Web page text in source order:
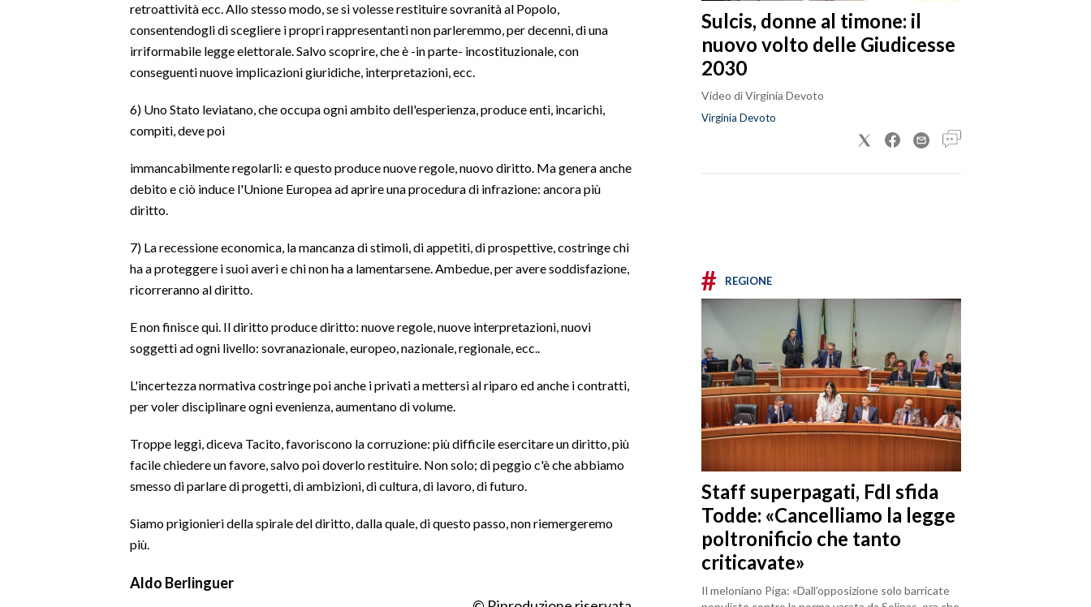
retroattività ecc. Allo stesso modo, se si volesse restituire sovranità al Popolo,
consentendogli di scegliere i propri rappresentanti non parleremmo, per decenni, di una
irriformabile legge elettorale. Salvo scoprire, che è -in parte- incostituzionale, con
conseguenti nuove implicazioni giuridiche, interpretazioni, ecc.
6) Uno Stato leviatano, che occupa ogni ambito dell'esperienza, produce enti, incarichi,
compiti, deve poi
immancabilmente regolarli: e questo produce nuove regole, nuovo diritto. Ma genera anche
debito e ciò induce l'Unione Europea ad aprire una procedura di infrazione: ancora più
diritto.
7) La recessione economica, la mancanza di stimoli, di appetiti, di prospettive, costringe chi
ha a proteggere i suoi averi e chi non ha a lamentarsene. Ambedue, per avere soddisfazione,
ricorreranno al diritto.
E non finisce qui. Il diritto produce diritto: nuove regole, nuove interpretazioni, nuovi
soggetti ad ogni livello: sovranazionale, europeo, nazionale, regionale, ecc..
L'incertezza normativa costringe poi anche i privati a mettersi al riparo ed anche i contratti,
per voler disciplinare ogni evenienza, aumentano di volume.
Troppe leggi, diceva Tacito, favoriscono la corruzione: più difficile esercitare un diritto, più
facile chiedere un favore, salvo poi doverlo restituire. Non solo; di peggio c'è che abbiamo
smesso di parlare di progetti, di ambizioni, di cultura, di lavoro, di futuro.
Siamo prigionieri della spirale del diritto, dalla quale, di questo passo, non riemergeremo
più.
Aldo Berlinguer
Sulcis, donne al timone: il
nuovo volto delle Giudicesse
2030
Video di Virginia Devoto
Virginia Devoto
# REGIONE
Staff superpagati, FdI sfida
Todde: «Cancelliamo la legge
poltronificio che tanto
criticavate»
Il meloniano Piga: «Dall’opposizione solo barricate